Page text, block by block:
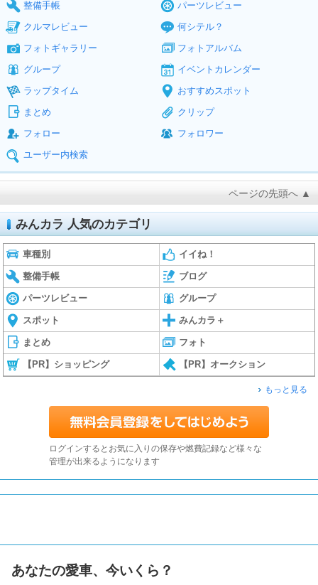
整備手帳
パーツレビュー
クルマレビュー
何シテル？
フォトギャラリー
フォトアルバム
グループ
イベントカレンダー
ラップタイム
おすすめスポット
まとめ
クリップ
フォロー
フォロワー
ユーザー内検索
ページの先頭へ ▲
みんカラ 人気のカテゴリ
車種別 イイね！
整備手帳 ブログ
パーツレビュー グループ
スポット みんカラ＋
まとめ フォト
【PR】ショッピング 【PR】オークション
もっと見る
ログインするとお気に入りの保存や燃費記録など様々な
管理が出来るようになります
あなたの愛車、今いくら？